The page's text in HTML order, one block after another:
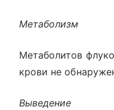
Метаболизм
Метаболитов
крови не
Выведение